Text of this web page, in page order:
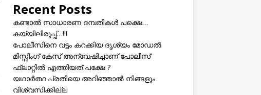
Recent Posts
കണ്ടാൽ സാധാരണ ദമ്പതികൾ പക്ഷെ…
കയ്യിലിരുപ്പ്…!!!
പോലീസിനെ വട്ടം കറക്കിയ ദൃശ്യം മോഡല്‍
മിസ്സിംഗ് കേസ് അന്വേഷിച്ചാണ് പോലീസ്
ഫ്ലാറ്റിൽ എത്തിയത് പക്ഷേ ?
യഥാർത്ഥ പ്രതിയെ അറിഞ്ഞാൽ നിങ്ങളും
വിശ്വസിക്കില്ല